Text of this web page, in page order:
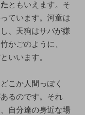
ともいえます。そ
ています。河童は
、天狗はサバが嫌
かごのように、
いいます。
こか人間っぽく
るのです。それ
自分達の身近な場